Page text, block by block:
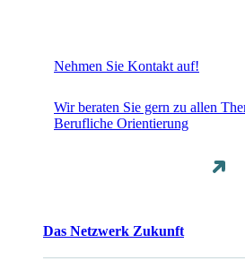
Nehmen Sie Kontakt auf!
Wir beraten Sie gern zu allen
Berufliche Orientierung
Das Netzwerk Zukunft